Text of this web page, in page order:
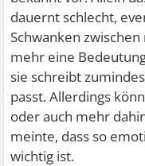
dauernt schlecht,
Schwanken
mehr eine
sie schreibt
passt. Allerdings
oder auch mehr
meinte, dass so
wichtig ist.